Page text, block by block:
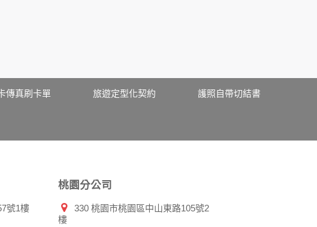
位址、使用時間、使用的瀏覽器、瀏覽及點選資料紀
您願意告知您的個人資料，否則本網站不會也無法將此
電子郵件上註明是由本公司發送，也會在該資料或電子
服務的特定使用指南。
傳真刷卡單 旅遊定型化契約 護照自帶切結書
號1樓
桃園分公司
330 桃園市桃園區中山東路105號2
樓